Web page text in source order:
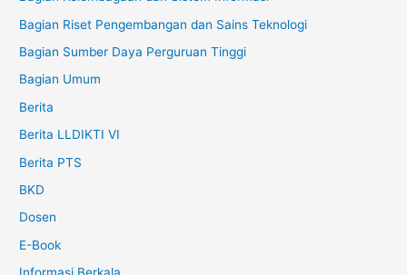
Bagian Riset Pengembangan dan Sains Teknologi
Bagian Sumber Daya Perguruan Tinggi
Bagian Umum
Berita
Berita LLDIKTI VI
Berita PTS
BKD
Dosen
E-Book